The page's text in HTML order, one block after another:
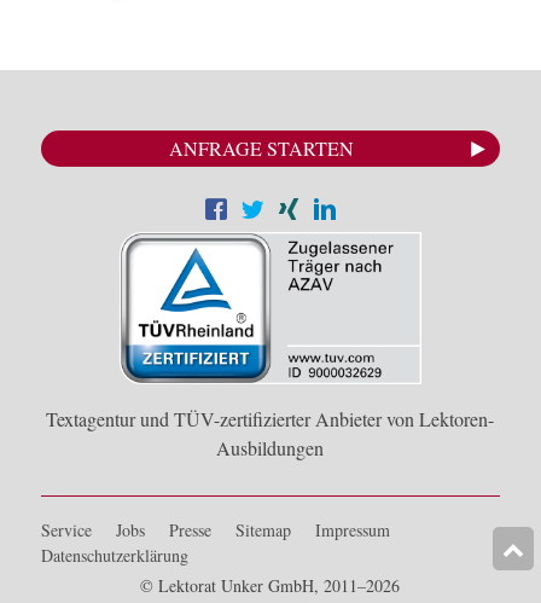
ANFRAGE STARTEN
Textagentur und TÜV-zertifizierter Anbieter von Lektoren-
Ausbildungen
Service Jobs Presse Sitemap
Impressum
Datenschutzerklärung
© Lektorat Unker GmbH, 2011–2026